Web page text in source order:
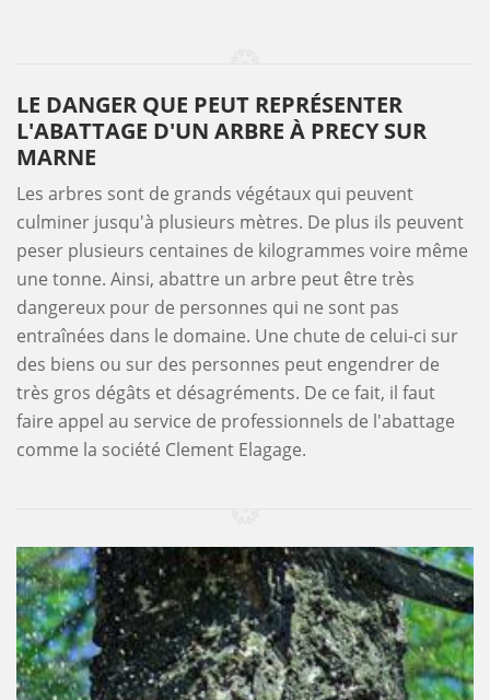
LE DANGER QUE PEUT REPRÉSENTER
L'ABATTAGE D'UN ARBRE À PRECY SUR
MARNE
Les arbres sont de grands végétaux qui peuvent
culminer jusqu'à plusieurs mètres. De plus ils peuvent
peser plusieurs centaines de kilogrammes voire même
une tonne. Ainsi, abattre un arbre peut être très
dangereux pour de personnes qui ne sont pas
entraînées dans le domaine. Une chute de celui-ci sur
des biens ou sur des personnes peut engendrer de
très gros dégâts et désagréments. De ce fait, il faut
faire appel au service de professionnels de l'abattage
comme la société Clement Elagage.